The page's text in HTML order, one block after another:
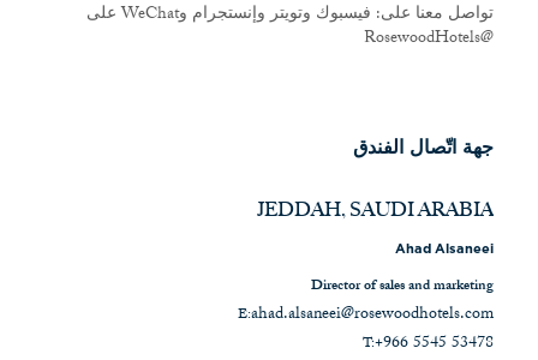
تواصل معنا على: فيسبوك وتويتر وإنستجرام وWeChat على
@RosewoodHotels
جهة اتّصال الفندق
JEDDAH, SAUDI ARABIA
Ahad Alsaneei
Director of sales and marketing
E:ahad.alsaneei@rosewoodhotels.com
T:+966 5545 53478